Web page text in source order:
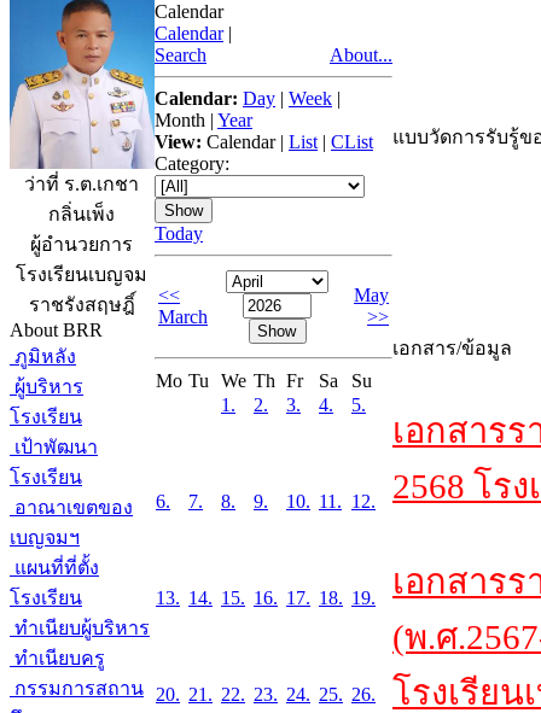
ว่าที่ ร.ต.เกชา
กลิ่นเพ็ง
ผู้อำนวยการ
โรงเรียนเบญจม
ราชรังสฤษฎิ์
About BRR
ภูมิหลัง
ผู้บริหาร
โรงเรียน
เป้าพัฒนา
โรงเรียน
อาณาเขตของ
เบญจมฯ
แผนที่ที่ตั้ง
โรงเรียน
ทำเนียบผู้บริหาร
ทำเนียบครู
กรรมการสถาน
Calendar
Calendar |
Search
About...
Calendar: Day | Week |
Month | Year
View: Calendar| List | CList
Category:
Today
<<
March
May
>>
Mo Tu We Th Fr Sa
Su
1.
2. 3. 4. 5.
6. 7. 8. 9. 10. 11. 12.
13. 14. 15. 16. 17. 18. 19.
20. 21. 22. 23. 24. 25. 26.
แบบวัดการรับรู้ข
เอกสาร/ข้อมูล
เอกสาร
2568 โร
เอกสาร
(พ.ศ
โรงเรีย